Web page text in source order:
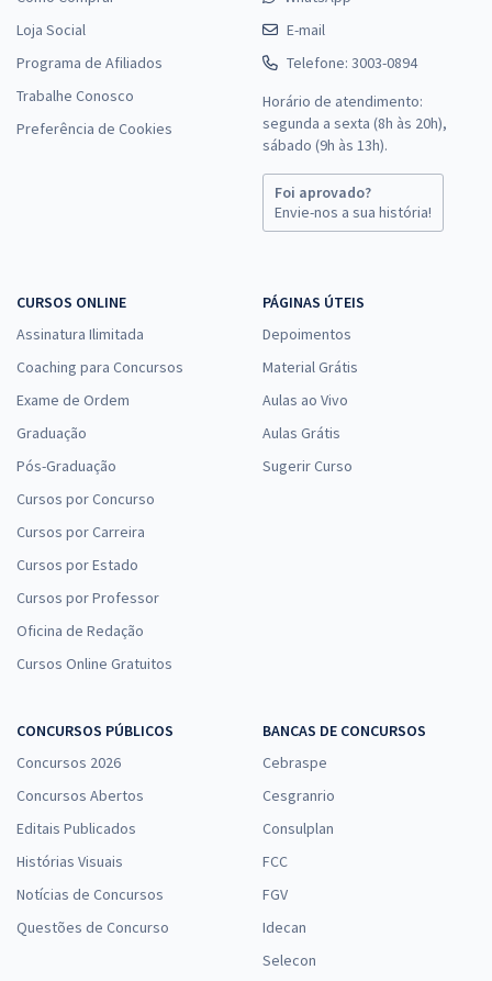
Loja Social
Programa de Afiliados
Trabalhe Conosco
Preferência de Cookies
E-mail
Telefone: 3003-0894
Horário de atendimento:
segunda a sexta (8h às 20h),
sábado (9h às 13h).
Foi aprovado?
Envie-nos a sua história!
CURSOS ONLINE
Assinatura Ilimitada
Coaching para Concursos
Exame de Ordem
Graduação
Pós-Graduação
Cursos por Concurso
Cursos por Carreira
Cursos por Estado
Cursos por Professor
Oficina de Redação
Cursos Online Gratuitos
PÁGINAS ÚTEIS
Depoimentos
Material Grátis
Aulas ao Vivo
Aulas Grátis
Sugerir Curso
CONCURSOS PÚBLICOS
Concursos 2026
Concursos Abertos
Editais Publicados
Histórias Visuais
Notícias de Concursos
Questões de Concurso
BANCAS DE CONCURSOS
Cebraspe
Cesgranrio
Consulplan
FCC
FGV
Idecan
Selecon